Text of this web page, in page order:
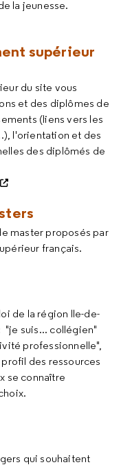
la jeunesse.
supérieur
du site vous
et des diplômes de
(liens vers les
l'orientation et des
des diplômés de
master proposés par
français.
de la région Ile-de-
"je suis... collégien"
professionnelle",
des ressources
se connaître
qui souhaitent